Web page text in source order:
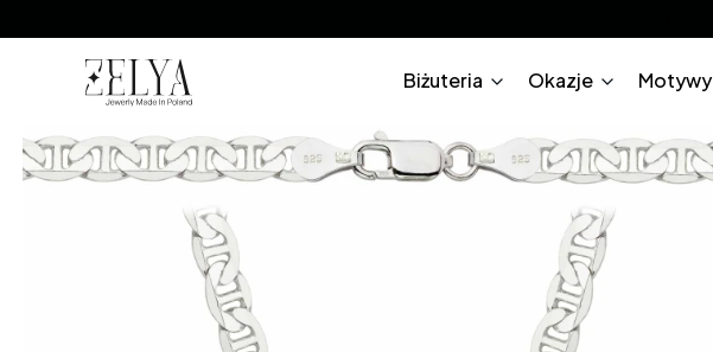
Biżuteria Okazje Motywy